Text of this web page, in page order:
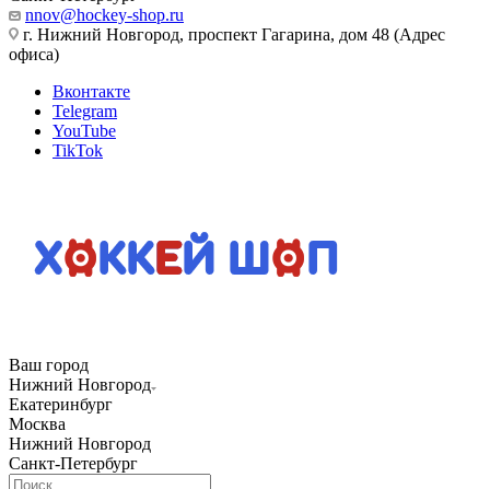
nnov@hockey-shop.ru
г. Нижний Новгород, проспект Гагарина, дом 48 (Адрес
офиса)
Вконтакте
Telegram
YouTube
TikTok
Ваш город
Нижний Новгород
Екатеринбург
Москва
Нижний Новгород
Санкт-Петербург